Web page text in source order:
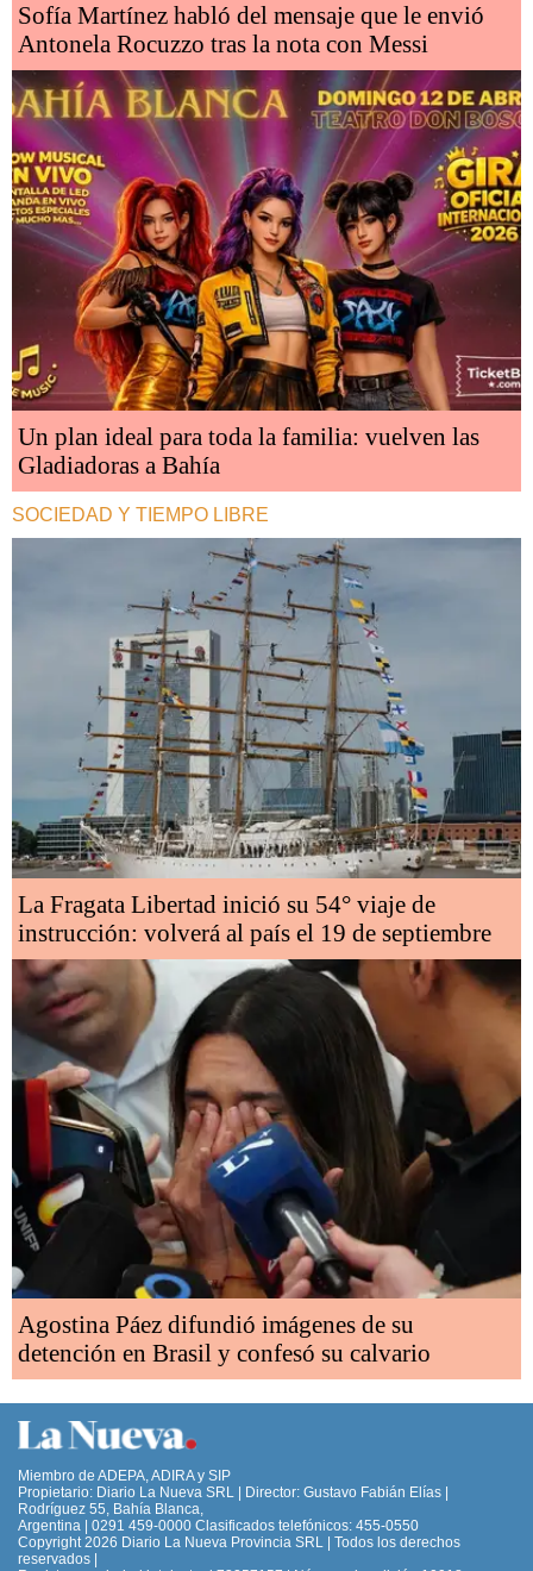
Sofía Martínez habló del mensaje que le envió
Antonela Rocuzzo tras la nota con Messi
Un plan ideal para toda la familia: vuelven las
Gladiadoras a Bahía
SOCIEDAD Y TIEMPO LIBRE
La Fragata Libertad inició su 54° viaje de
instrucción: volverá al país el 19 de septiembre
Agostina Páez difundió imágenes de su
detención en Brasil y confesó su calvario
Miembro de ADEPA, ADIRA y SIP
Propietario: Diario La Nueva SRL | Director: Gustavo Fabián Elías |
Rodríguez 55, Bahía Blanca,
Argentina | 0291 459-0000 Clasificados telefónicos: 455-0550
Copyright 2026 Diario La Nueva Provincia SRL | Todos los derechos
reservados |